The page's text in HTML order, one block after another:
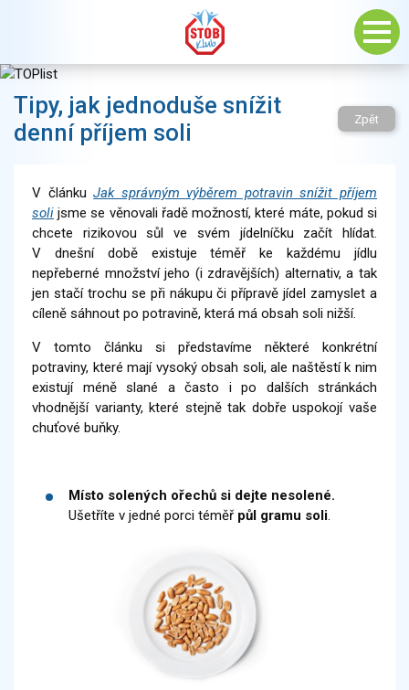
Tipy, jak jednoduše snížit
denní příjem soli
Zpět
V článkuJak správným výběrem potravin snížit příjem
soli jsme se věnovali řadě možností, které máte, pokud si
chcete rizikovou sůl ve svém jídelníčku začít hlídat.
V dnešní době existuje téměř ke každému jídlu
nepřeberné množství jeho (i zdravějších) alternativ, a tak
jen stačí trochu se při nákupu či přípravě jídel zamyslet a
cíleně sáhnout po potravině, která má obsah soli nižší.
V tomto článku si představíme některé konkrétní
potraviny, které mají vysoký obsah soli, ale naštěstí k nim
existují méně slané a často i po dalších stránkách
vhodnější varianty, které stejně tak dobře uspokojí vaše
chuťové buňky.
Místo solených ořechů si dejte nesolené.
Ušetříte v jedné porci téměř půl gramu soli.